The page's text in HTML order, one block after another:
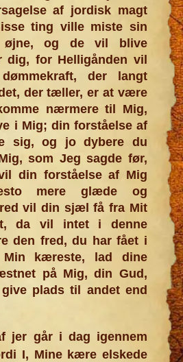
af jordisk magt
ting ville miste sin
og de vil blive
dig, for Helligånden vil
der langt
der tæller, er at være
nærmere til Mig,
i Mig; din forståelse af
sig, og jo dybere du
som Jeg sagde før,
din forståelse af Mig
mere glæde og
vil din sjæl få fra Mit
da vil intet i denne
den fred, du har fået i
kæreste, lad dine
på Mig, din Gud,
plads til andet end
jer går i dag igennem
I, Mine kære elskede